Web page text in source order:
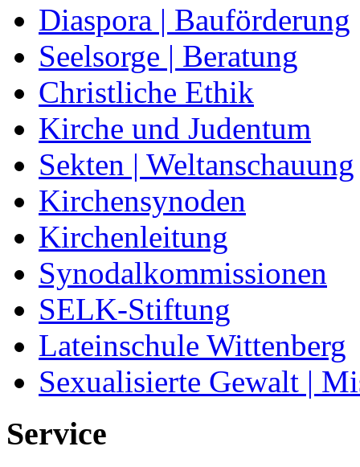
Diaspora | Bauförderung
Seelsorge | Beratung
Christliche Ethik
Kirche und Judentum
Sekten | Weltanschauung
Kirchensynoden
Kirchenleitung
Synodalkommissionen
SELK-Stiftung
Lateinschule Wittenberg
Sexualisierte Gewalt |
Service